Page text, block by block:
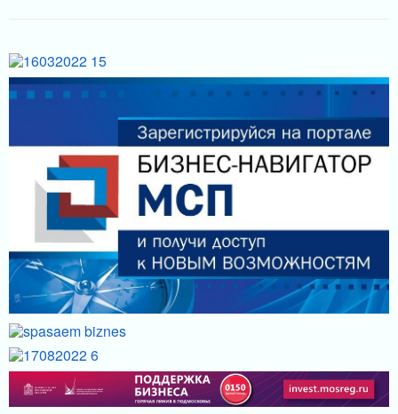
выключить
ГЛАВНАЯ
НОВОСТИ
ПОДДЕРЖКА БИЗНЕСА
МЕРЫ ПОДДЕРЖКИ
ИНФРАСТРУКТУРА ПОДДЕРЖКИ